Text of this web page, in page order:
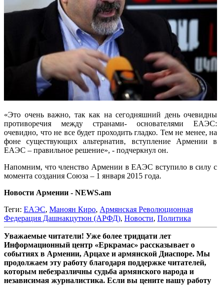
«Это очень важно, так как на сегодняшний день очевидны
противоречия между странами- основателями ЕАЭС:
очевидно, что не все будет проходить гладко. Тем не менее, на
фоне существующих альтернатив, вступление Армении в
ЕАЭС – правильное решение», - подчеркнул он.
Напомним, что членство Армении в ЕАЭС вступило в силу с
момента создания Союза – 1 января 2015 года.
Новости Армении - NEWS.am
Теги: ЕАЭС, Маноян Киро, Армянская Революционная
Федерация Дашнакцутюн (АРФД), Новости, Политика
Уважаемые читатели! Уже более тридцати лет
Информационный центр «Еркрамас» рассказывает о
событиях в Армении, Арцахе и армянской Диаспоре. Мы
продолжаем эту работу благодаря поддержке читателей,
которым небезразличны судьба армянского народа и
независимая журналистика. Если вы цените нашу работу